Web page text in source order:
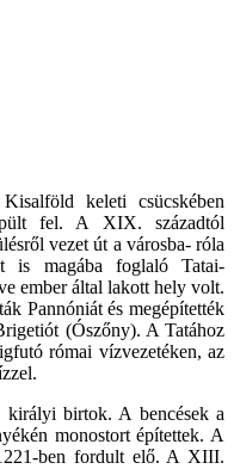
keleti csücskében
fel. A XIX. századtól
vezet út a városba- róla
is magába foglaló Tatai-
ember által lakott hely volt.
Pannóniát és megépítették
(Ószőny). A Tatához
római vízvezetéken, az
birtok. A bencések a
monostort építettek. A
ben fordult elő. A XIII.